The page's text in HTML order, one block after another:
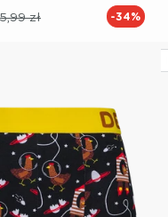
zł -34%